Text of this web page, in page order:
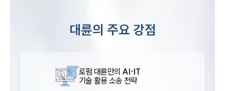
대륜의 주요 강점
로펌 대륜만의 AI·IT
기술 활용 소송 전략